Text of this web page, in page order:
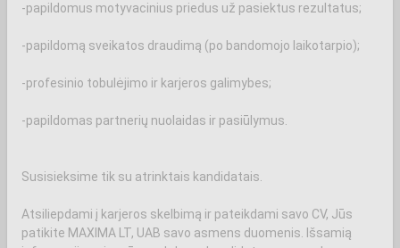
-papildomus motyvacinius priedus už pasiektus rezultatus;
-papildomą sveikatos draudimą (po bandomojo laikotarpio);
-profesinio tobulėjimo ir karjeros galimybes;
-papildomas partnerių nuolaidas ir pasiūlymus.
Susisieksime tik su atrinktais kandidatais.
Atsiliepdami į karjeros skelbimą ir pateikdami savo CV, Jūs
patikite MAXIMA LT, UAB savo asmens duomenis. Išsamią